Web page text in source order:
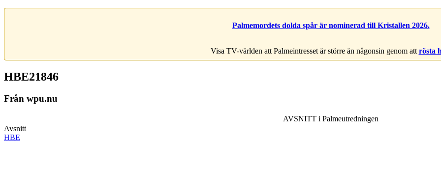
Palmemordets dolda spår är nominerad till Kristallen 2026.
Visa TV-världen att Palmeintresset är större än någonsin genom att rösta
HBE21846
Från wpu.nu
AVSNITT i Palmeutredningen
Avsnitt
HBE